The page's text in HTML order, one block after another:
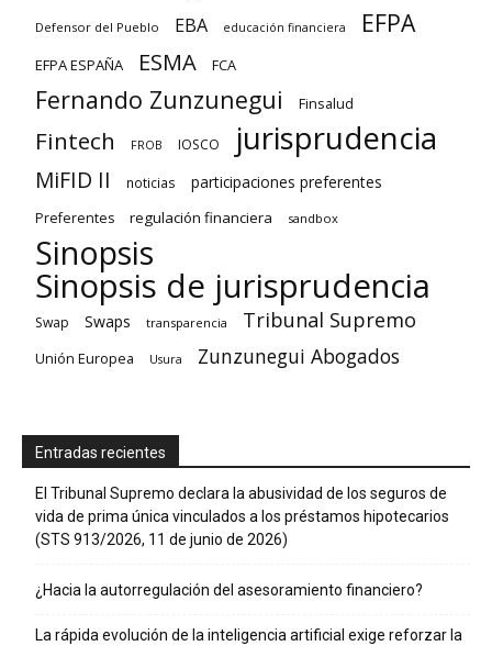
Defensor del Pueblo EBA educación financiera EFPA
EFPA ESPAÑA ESMA FCA
Fernando Zunzunegui Finsalud
Fintech FROB IOSCO jurisprudencia
MiFID II noticias participaciones preferentes
Preferentes regulación financiera sandbox
Sinopsis
Sinopsis de jurisprudencia
Swap Swaps transparencia Tribunal Supremo
Unión Europea Usura Zunzunegui Abogados
Entradas recientes
El Tribunal Supremo declara la abusividad de los seguros de
vida de prima única vinculados a los préstamos hipotecarios
(STS 913/2026, 11 de junio de 2026)
¿Hacia la autorregulación del asesoramiento financiero?
La rápida evolución de la inteligencia artificial exige reforzar la